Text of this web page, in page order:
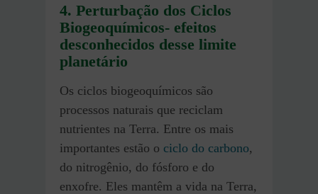
4. Perturbação dos Ciclos
Biogeoquímicos- efeitos
desconhecidos desse limite
planetário
Os ciclos biogeoquímicos são
processos naturais que reciclam
nutrientes na Terra. Entre os mais
importantes estão o ciclo do carbono,
do nitrogênio, do fósforo e do
enxofre. Eles mantêm a vida na Terra,